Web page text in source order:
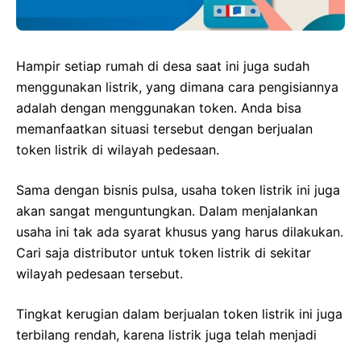
Hampir setiap rumah di desa saat ini juga sudah
menggunakan listrik, yang dimana cara pengisiannya
adalah dengan menggunakan token. Anda bisa
memanfaatkan situasi tersebut dengan berjualan
token listrik di wilayah pedesaan.
Sama dengan bisnis pulsa, usaha token listrik ini juga
akan sangat menguntungkan. Dalam menjalankan
usaha ini tak ada syarat khusus yang harus dilakukan.
Cari saja distributor untuk token listrik di sekitar
wilayah pedesaan tersebut.
Tingkat kerugian dalam berjualan token listrik ini juga
terbilang rendah, karena listrik juga telah menjadi